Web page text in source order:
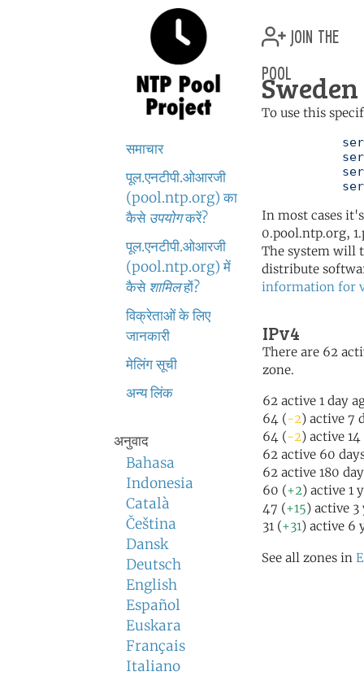
समाचार
पूल.एनटीपी.ओआरजी
(pool.ntp.org) का
कैसे उपयोगकरें?
पूल.एनटीपी.ओआरजी
(pool.ntp.org) में
कैसे शामिलहों?
विक्रेताओं के लिए
जानकारी
मेलिंग सूची
अन्य लिंक
अनुवाद
Bahasa
Indonesia
Català
Čeština
Dansk
Deutsch
English
Español
Euskara
Français
Italiano
join the
pool
To use this
In most cases
0.pool.ntp.org,
The system will
distribute
information for
IPv4
There are 62
zone.
62 active 1 day
64 (-2) active 7
64 (-2) active
62 active 60
62 active 180
60 (+2) active 1
47 (+15) active 3
31 (+31) active 6
See all zones in